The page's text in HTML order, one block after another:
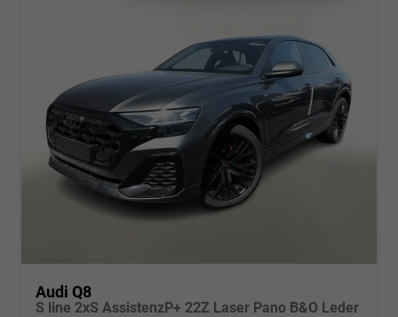
Audi Q8
S line 2xS AssistenzP+ 22Z Laser Pano B&O Leder